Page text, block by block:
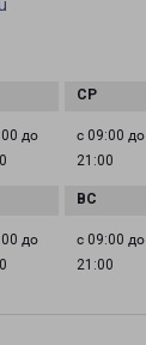
до
с 09:00 до
21:00
до
с 09:00 до
21:00